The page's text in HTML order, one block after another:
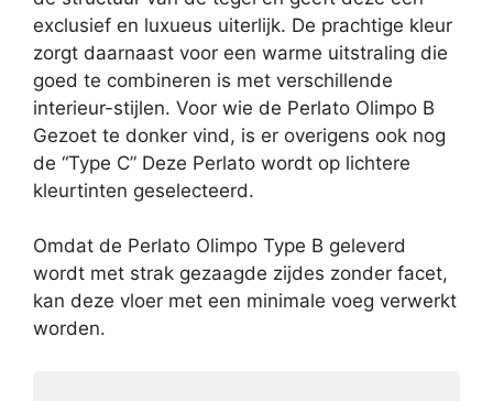
exclusief en luxueus uiterlijk. De prachtige kleur
zorgt daarnaast voor een warme uitstraling die
goed te combineren is met verschillende
interieur-stijlen. Voor wie de Perlato Olimpo B
Gezoet te donker vind, is er overigens ook nog
de “Type C” Deze Perlato wordt op lichtere
kleurtinten geselecteerd.
Omdat de Perlato Olimpo Type B geleverd
wordt met strak gezaagde zijdes zonder facet,
kan deze vloer met een minimale voeg verwerkt
worden.